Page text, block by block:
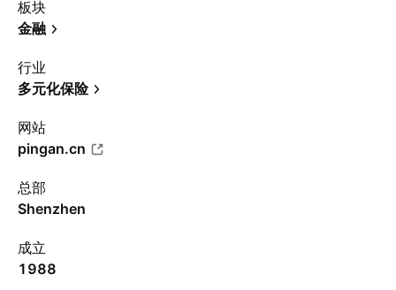
板块
金融
行业
多元化保险
网站
pingan.cn
总部
Shenzhen
成立
1988